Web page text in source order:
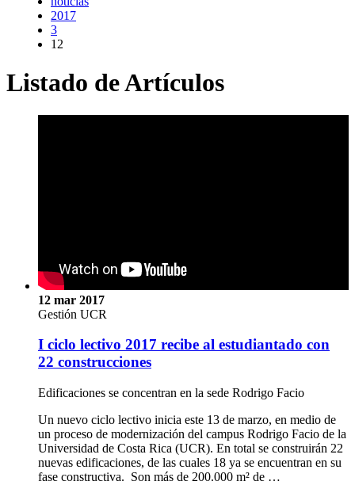
2017
3
12
Listado de Artículos
12 mar 2017
Gestión UCR
I ciclo lectivo 2017 recibe al estudiantado con
22 construcciones
Edificaciones se concentran en la sede Rodrigo Facio
Un nuevo ciclo lectivo inicia este 13 de marzo, en medio de
un proceso de modernización del campus Rodrigo Facio de la
Universidad de Costa Rica (UCR). En total se construirán 22
nuevas edificaciones, de las cuales 18 ya se encuentran en su
fase constructiva. Son más de 200.000 m² de …